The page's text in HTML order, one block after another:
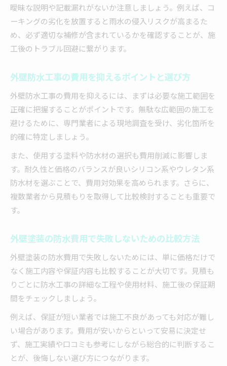
曖昧な説明や記載漏れがないか注意しましょう。例えば、コ
ーキングの劣化を放置すると雨水の侵入リスクが高まるた
め、必ず適切な補修が含まれているかを確認することが、施
工後のトラブル回避に繋がります。
外壁防水工事の費用を抑えるポイントと選び方
外壁防水工事の費用を抑えるには、まずは必要な施工範囲を
正確に把握することがポイントです。無駄な広範囲の施工を
避けるために、専門業者による現地調査を受け、劣化箇所を
的確に特定しましょう。
また、使用する塗料や防水材の選択も費用削減に影響しま
す。耐久性と価格のバランスが良いシリコン系やウレタン系
防水材を選ぶことで、費用対効果を高められます。さらに、
複数業者から見積もりを取得して比較検討することも重要で
す。
外壁塗装の防水費用で失敗しないための比較方法
外壁塗装の防水費用で失敗しないためには、単に価格だけで
なく施工内容や保証内容も比較することが大切です。見積も
りごとに防水工事の詳細な工程や使用材料、施工後の保証期
間をチェックしましょう。
例えば、保証が短い業者では施工不良があっても対応が難し
い場合があります。費用が安いからといって安易に決定せ
ず、施工実績や口コミも参考にしながら総合的に判断するこ
とが、後悔しない選び方につながります。